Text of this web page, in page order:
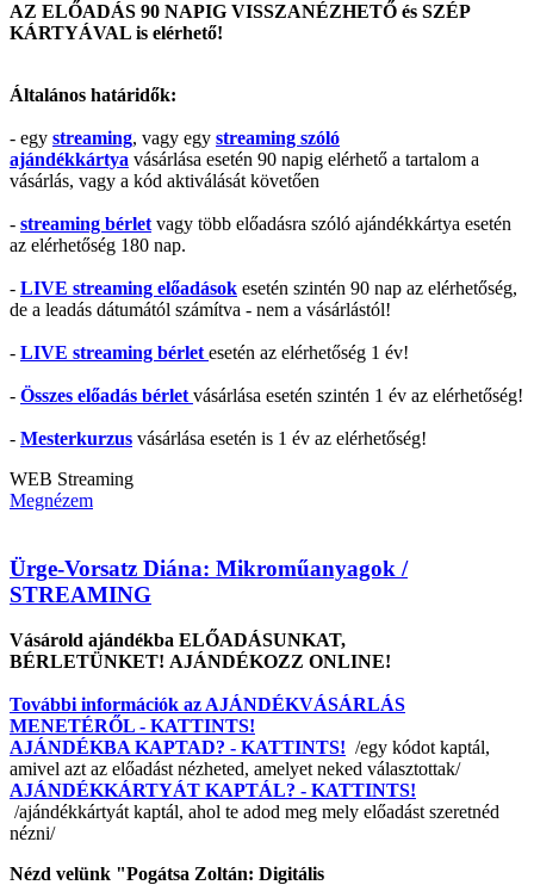
AZ ELŐADÁS 90 NAPIG VISSZANÉZHETŐ és SZÉP
KÁRTYÁVAL is elérhető!
Általános határidők:
- egy streaming, vagy egy streaming szóló
ajándékkártya vásárlása esetén 90 napig elérhető a tartalom a
vásárlás, vagy a kód aktiválását követően
- streaming bérlet vagy több előadásra szóló ajándékkártya esetén
az elérhetőség 180 nap.
- LIVE streaming előadások esetén szintén 90 nap az elérhetőség,
de a leadás dátumától számítva - nem a vásárlástól!
- LIVE streaming bérlet esetén az elérhetőség 1 év!
- Összes előadás bérlet vásárlása esetén szintén 1 év az elérhetőség!
- Mesterkurzus vásárlása esetén is 1 év az elérhetőség!
WEB Streaming
Megnézem
Ürge-Vorsatz Diána: Mikroműanyagok /
STREAMING
Vásárold ajándékba ELŐADÁSUNKAT,
BÉRLETÜNKET! AJÁNDÉKOZZ ONLINE!
További információk az AJÁNDÉKVÁSÁRLÁS
MENETÉRŐL - KATTINTS!
AJÁNDÉKBA KAPTAD? - KATTINTS! /egy kódot kaptál,
amivel azt az előadást nézheted, amelyet neked választottak/
AJÁNDÉKKÁRTYÁT KAPTÁL? - KATTINTS!
/ajándékkártyát kaptál, ahol te adod meg mely előadást szeretnéd
nézni/
Nézd velünk "Pogátsa Zoltán: Digitális